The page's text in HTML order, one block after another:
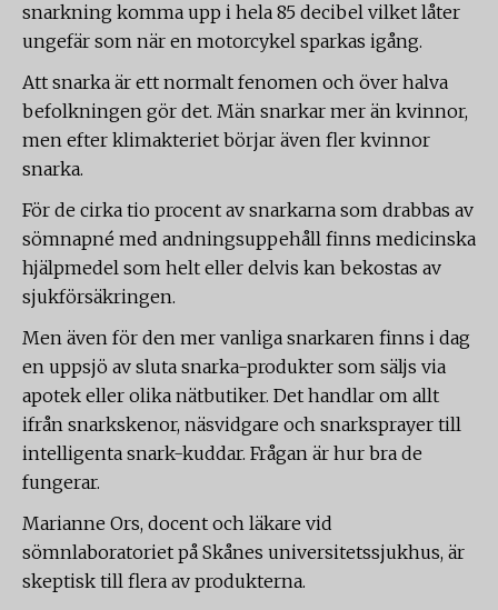
snarkning komma upp i hela 85 decibel vilket låter
ungefär som när en motorcykel sparkas igång.
Att snarka är ett normalt fenomen och över halva
befolkningen gör det. Män snarkar mer än kvinnor,
men efter klimakteriet börjar även fler kvinnor
snarka.
För de cirka tio procent av snarkarna som drabbas av
sömnapné med andningsuppehåll finns medicinska
hjälpmedel som helt eller delvis kan bekostas av
sjukförsäkringen.
Men även för den mer vanliga snarkaren finns i dag
en uppsjö av sluta snarka-produkter som säljs via
apotek eller olika nätbutiker. Det handlar om allt
ifrån snarkskenor, näsvidgare och snarksprayer till
intelligenta snark-kuddar. Frågan är hur bra de
fungerar.
Marianne Ors, docent och läkare vid
sömnlaboratoriet på Skånes universitetssjukhus, är
skeptisk till flera av produkterna.